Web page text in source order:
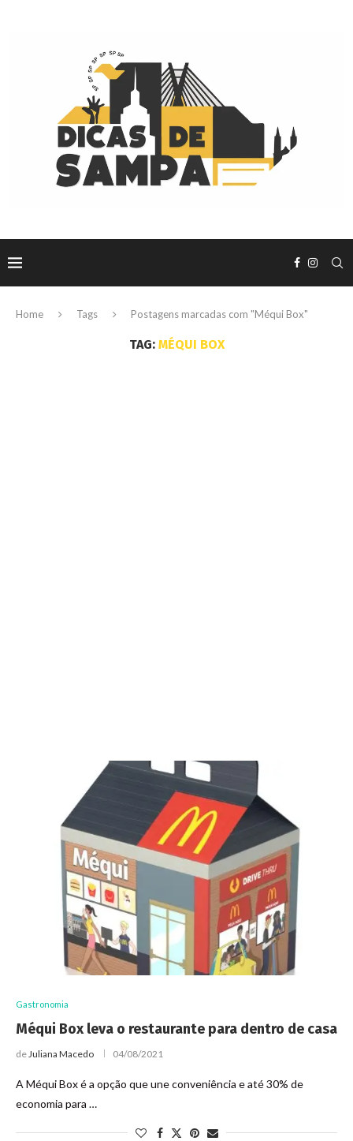
Home Tags Postagens marcadas com "Méqui Box"
TAG: MÉQUI BOX
Gastronomia
Méqui Box leva o restaurante para dentro de casa
deJuliana Macedo 04/08/2021
A Méqui Box é a opção que une conveniência e até 30% de
economia para …